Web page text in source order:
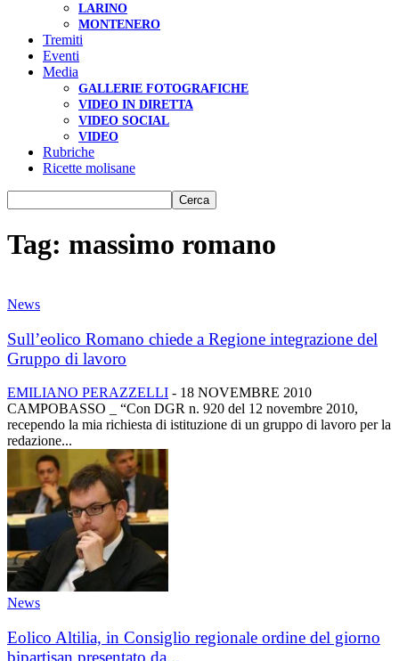
LARINO
MONTENERO
Tremiti
Eventi
Media
GALLERIE FOTOGRAFICHE
VIDEO IN DIRETTA
VIDEO SOCIAL
VIDEO
Rubriche
Ricette molisane
Tag: massimo romano
News
Sull’eolico Romano chiede a Regione integrazione del
Gruppo di lavoro
EMILIANO PERAZZELLI - 18 NOVEMBRE 2010
CAMPOBASSO _ “Con DGR n. 920 del 12 novembre 2010,
recependo la mia richiesta di istituzione di un gruppo di lavoro per la
redazione...
News
Eolico Altilia, in Consiglio regionale ordine del giorno
bipartisan presentato da...